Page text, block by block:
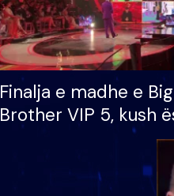
Finalja e madhe e Big
Brother VIP 5, kush
banori i parë që lë
dhe humb
të fituar çmimin e